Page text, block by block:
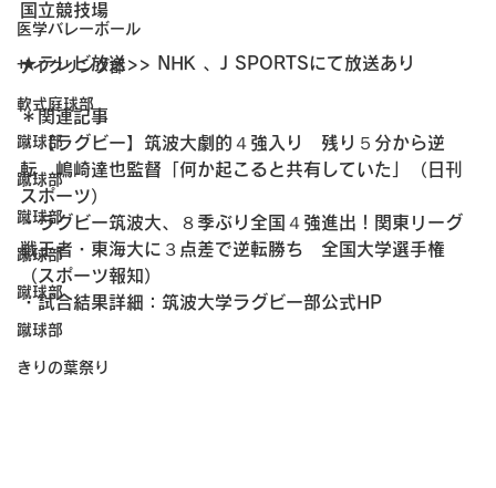
医学バレーボール
サイクリング部
軟式庭球部
蹴球部
蹴球部
蹴球部
蹴球部
蹴球部
蹴球部
きりの葉祭り
国立競技場
★テレビ放送>> NHK 、J SPORTSにて放送あり
＊関連記事
・【ラグビー】筑波大劇的４強入り　残り５分から逆
転　嶋崎達也監督「何か起こると共有していた」（日刊
スポーツ）
・ラグビー筑波大、８季ぶり全国４強進出！関東リーグ
戦王者・東海大に３点差で逆転勝ち　全国大学選手権
（スポーツ報知）
・試合結果詳細：筑波大学ラグビー部公式HP